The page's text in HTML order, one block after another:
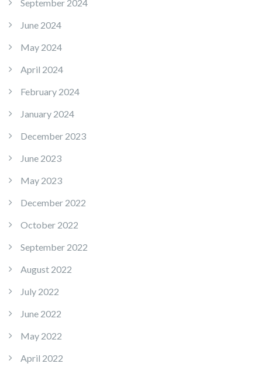
September 2024
June 2024
May 2024
April 2024
February 2024
January 2024
December 2023
June 2023
May 2023
December 2022
October 2022
September 2022
August 2022
July 2022
June 2022
May 2022
April 2022